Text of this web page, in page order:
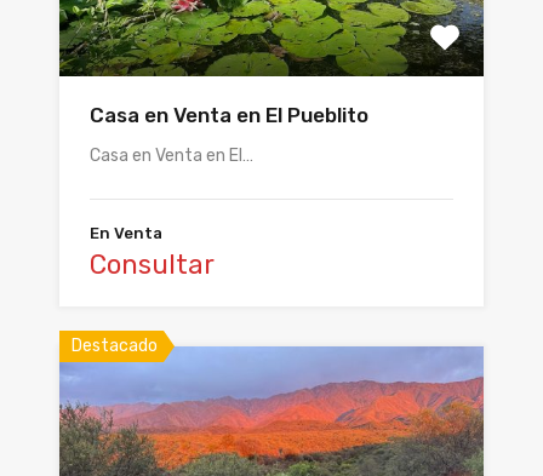
Casa en Venta en El Pueblito
Casa en Venta en El…
En Venta
Consultar
Destacado